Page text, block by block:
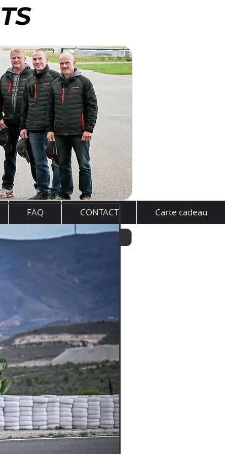
FAQ CONTACT Carte cadeau
Se connecter